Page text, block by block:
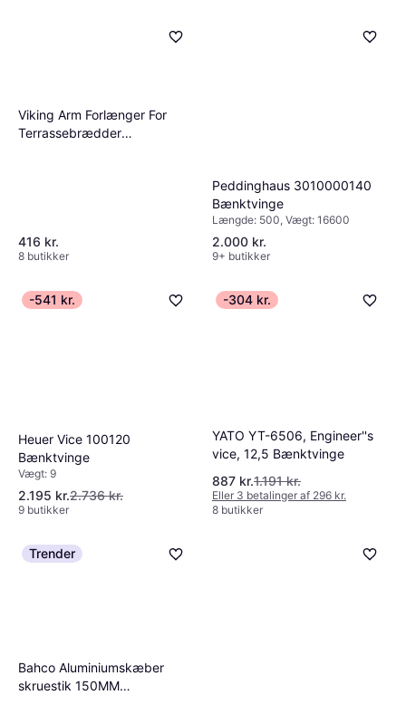
Viking Arm Forlænger For
Terrassebrædder
416 kr.
8 butikker
Peddinghaus 3010000140
Bænktvinge
Længde: 500, Vægt: 16600
2.000 kr.
9+ butikker
-541 kr.
Heuer Vice 100120
Bænktvinge
Vægt: 9
2.195 kr.2.736 kr.
9 butikker
-304 kr.
YATO YT-6506, Engineer''s
vice, 12,5 Bænktvinge
887 kr.1.191 kr.
Eller 3 betalinger af 296 kr.
8 butikker
Trender
Bahco Aluminiumskæber
skruestik 150MM